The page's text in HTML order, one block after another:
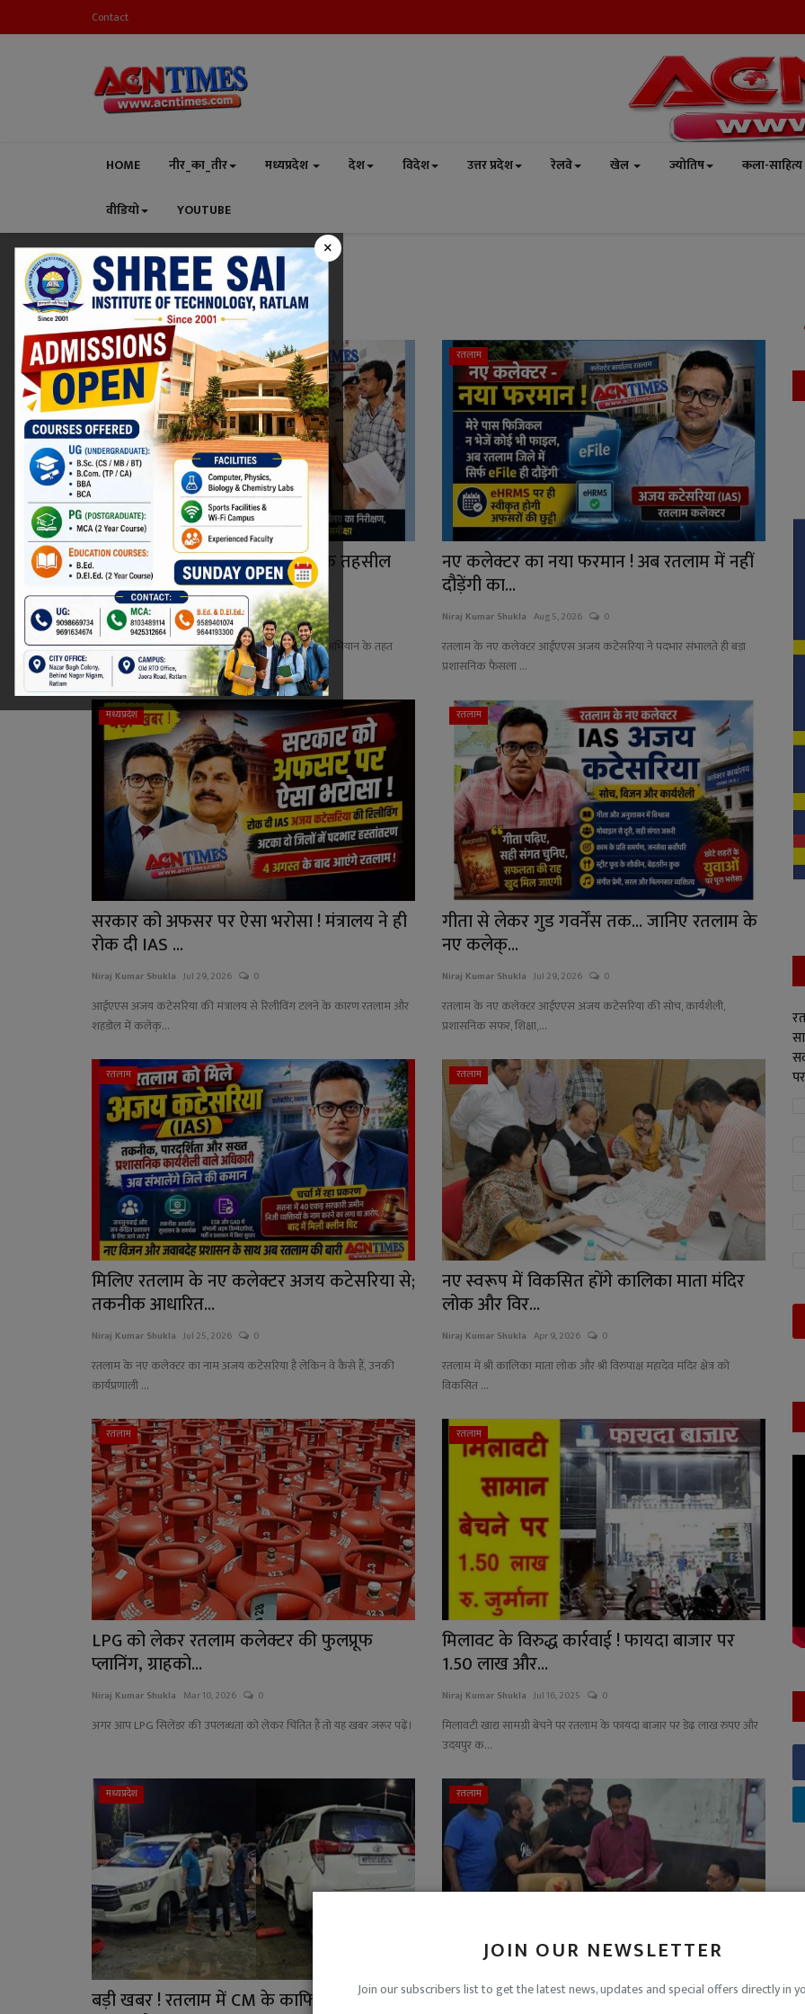
Contact
HOME नीर_का_तीर मध्यप्रदेश देश विदेश उत्तर प्रदेश रेलवे खेल ज्योतिष कला-साहित्य
वीडियो YOUTUBE
JOIN OUR NEWSLETTER
Join our subscribers list to get the latest news, updates and special offers directly in
×
Home Ratlam Collector
Tag:Ratlam Collector
रतलाम
एक्शन मोड में नए कलेक्टर ! आलोट के तहसील
और जनपद कार्या...
Niraj Kumar Shukla Aug 7, 2026 0
रतलाम कलेक्टर अजय कटेसरिया ने मुख्यमंत्री जन-विश्वास अभियान के तहत
आलोट तहसील और...
रतलाम
नए कलेक्टर का नया फरमान ! अब रतलाम में नहीं
दौड़ेंगी का...
Niraj Kumar Shukla Aug 5, 2026 0
रतलाम के नए कलेक्टर आईएएस अजय कटेसरिया ने पदभार संभालते ही बड़ा
प्रशासनिक फैसला ...
मध्यप्रदेश
सरकार को अफसर पर ऐसा भरोसा ! मंत्रालय ने ही
रोक दी IAS ...
Niraj Kumar Shukla Jul 29, 2026 0
आईएएस अजय कटेसरिया की मंत्रालय से रिलीविंग टलने के कारण रतलाम और
शहडोल में कलेक्...
रतलाम
गीता से लेकर गुड गवर्नेंस तक... जानिए रतलाम के
नए कलेक्...
Niraj Kumar Shukla Jul 29, 2026 0
रतलाम के नए कलेक्टर आईएएस अजय कटेसरिया की सोच, कार्यशैली,
प्रशासनिक सफर, शिक्षा,...
रतलाम
मिलिए रतलाम के नए कलेक्टर अजय कटेसरिया से;
तकनीक आधारित...
Niraj Kumar Shukla Jul 25, 2026 0
रतलाम के नए कलेक्टर का नाम अजय कटेसरिया है लेकिन वे कैसे हैं, उनकी
कार्यप्रणाली ...
रतलाम
नए स्वरूप में विकसित होंगे कालिका माता मंदिर
लोक और विर...
Niraj Kumar Shukla Apr 9, 2026 0
रतलाम में श्री कालिका माता लोक और श्री विरुपाक्ष महादेव मंदिर क्षेत्र को
विकसित ...
रतलाम
LPG को लेकर रतलाम कलेक्टर की फुलप्रूफ
प्लानिंग, ग्राहको...
Niraj Kumar Shukla Mar 10, 2026 0
अगर आप LPG सिलेंडर की उपलब्धता को लेकर चिंतित हैं तो यह खबर जरूर पढ़ें।
रतलाम
मिलावट के विरुद्ध कार्रवाई ! फायदा बाजार पर
1.50 लाख और...
Niraj Kumar Shukla Jul 16, 2025 0
मिलावटी खाद्य सामग्री बेचने पर रतलाम के फायदा बाजार पर डेढ़ लाख रुपए और
उदयपुर क...
मध्यप्रदेश
बड़ी खबर ! रतलाम में CM के काफिले के लिए आए
रतलाम
ऐसे ‘कपूतों’ से भगवान बचाएं ! कलयुगी बेटों ने